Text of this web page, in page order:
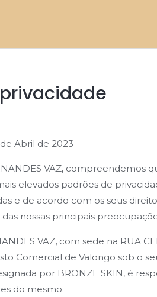
Abril de 2023
VAZ, compreendemos
elevados padrões de
e de acordo com os seus
nossas principais
VAZ, com sede na RUA
Comercial de Valongo sob o
por BRONZE SKIN, é
do mesmo.